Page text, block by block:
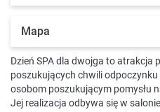
Mapa
Dzień SPA dla dwojga to atrakcja
poszukujących chwili
osobom poszukującym pomysłu
Jej realizacja odbywa się w